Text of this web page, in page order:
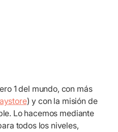
1 del mundo, con más
) y con la misión de
Lo hacemos mediante
todos los niveles,